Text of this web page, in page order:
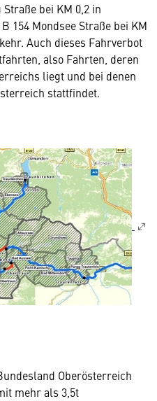
bei KM 0,2 in
154 Mondsee Straße bei KM
Auch dieses Fahrverbot
also Fahrten, deren
liegt und bei denen
stattfindet.
Oberösterreich
mehr als 3,5t